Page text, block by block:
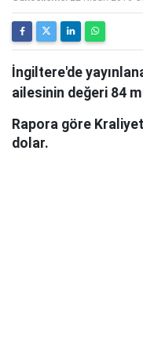
İngiltere'de
ailesinin değeri 84
Rapora göre
dolar.